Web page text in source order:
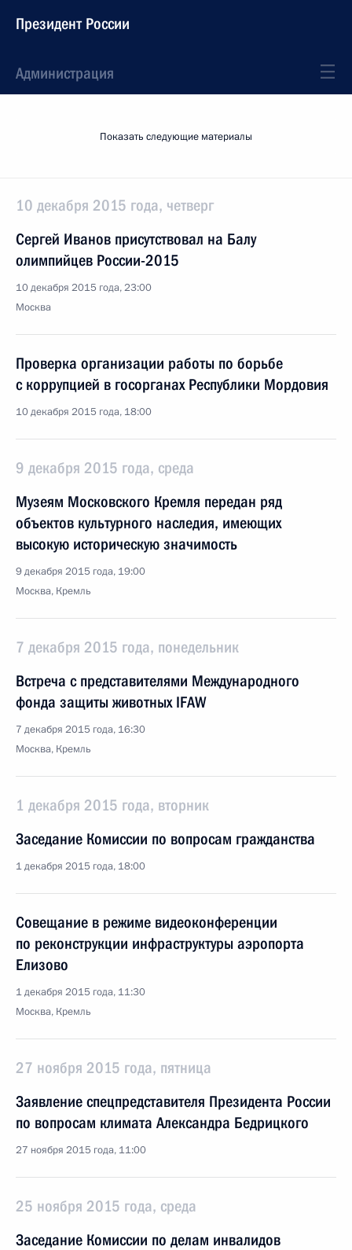
Президент России
Администрация
Показать следующие материалы
10 декабря 2015 года, четверг
Сергей Иванов присутствовал на Балу
олимпийцев России-2015
10 декабря 2015 года, 23:00
Москва
Проверка организации работы по борьбе
с коррупцией в госорганах Республики Мордовия
10 декабря 2015 года, 18:00
9 декабря 2015 года, среда
Музеям Московского Кремля передан ряд
объектов культурного наследия, имеющих
высокую историческую значимость
9 декабря 2015 года, 19:00
Москва, Кремль
7 декабря 2015 года, понедельник
Встреча с представителями Международного
фонда защиты животных IFAW
7 декабря 2015 года, 16:30
Москва, Кремль
1 декабря 2015 года, вторник
Заседание Комиссии по вопросам гражданства
1 декабря 2015 года, 18:00
Совещание в режиме видеоконференции
по реконструкции инфраструктуры аэропорта
Елизово
1 декабря 2015 года, 11:30
Москва, Кремль
27 ноября 2015 года, пятница
Заявление спецпредставителя Президента России
по вопросам климата Александра Бедрицкого
27 ноября 2015 года, 11:00
25 ноября 2015 года, среда
Заседание Комиссии по делам инвалидов